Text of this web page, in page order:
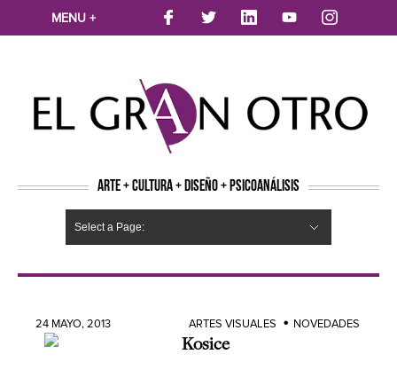
MENU +
ARTE + CULTURA + DISEÑO + PSICOANÁLISIS
Select a Page:
24 MAYO, 2013 ARTES VISUALES NOVEDADES